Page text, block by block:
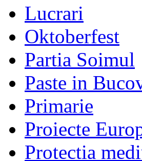
Lucrari
Oktoberfest
Partia Soimul
Paste in
Primarie
Proiecte
Protectia